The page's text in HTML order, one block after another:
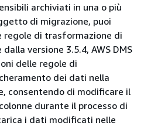
archiviati in una o più
di migrazione, puoi
di trasformazione di
versione 3.5.4, AWS DMS
delle regole di
dei dati nella
consentendo di modificare il
durante il processo di
i dati modificati nelle